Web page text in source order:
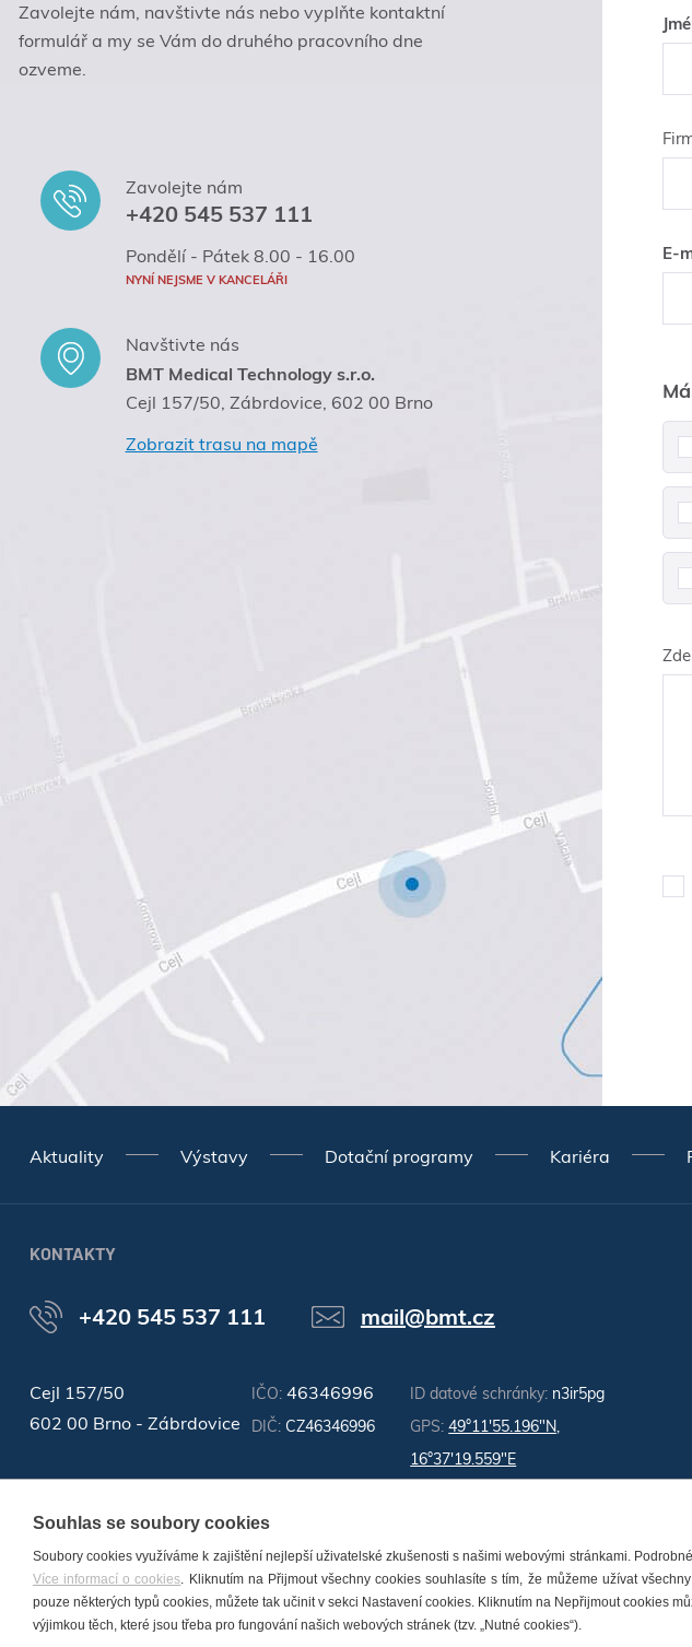
Zavolejte nám, navštivte nás nebo vyplňte kontaktní
formulář a my se Vám do druhého pracovního dne
ozveme.
Zavolejte nám
+420 545 537 111
Pondělí - Pátek 8.00 - 16.00
NYNÍ NEJSME V KANCELÁŘI
Navštivte nás
BMT Medical Technology s.r.o.
Cejl 157/50, Zábrdovice, 602 00 Brno
Zobrazit trasu na mapě
E-
Aktuality Výstavy Dotační programy Kariéra
KONTAKTY
+420 545 537 111 mail@bmt.cz
Cejl 157/50
602 00 Brno - Zábrdovice
IČO: 46346996
DIČ: CZ46346996
ID datové schránky: n3ir5pg
GPS: 49°11'55.196"N,
16°37'19.559"E
© 2026 BMT Medical Technology s.r.o. Všechna práva vyhrazena. |Nastavení cookies
Souhlas se soubory cookies
Soubory cookies využíváme k zajištění nejlepší uživatelské zkušenosti s našimi webovými stránkami.
Více informací o cookies. Kliknutím na Přijmout všechny cookies souhlasíte s tím, že můžeme užívat
pouze některých typů cookies, můžete tak učinit v sekci Nastavení cookies. Kliknutím na Nepřijmout cookies
výjimkou těch, které jsou třeba pro fungování našich webových stránek (tzv. „Nutné cookies“).